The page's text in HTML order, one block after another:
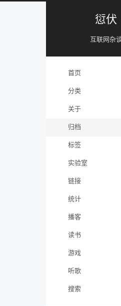
愆伏
互联网杂
首页
分类
关于
归档
标签
实验室
链接
统计
播客
读书
游戏
听歌
搜索